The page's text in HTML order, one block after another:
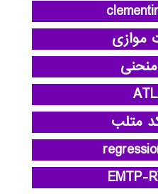
موازی
متلب